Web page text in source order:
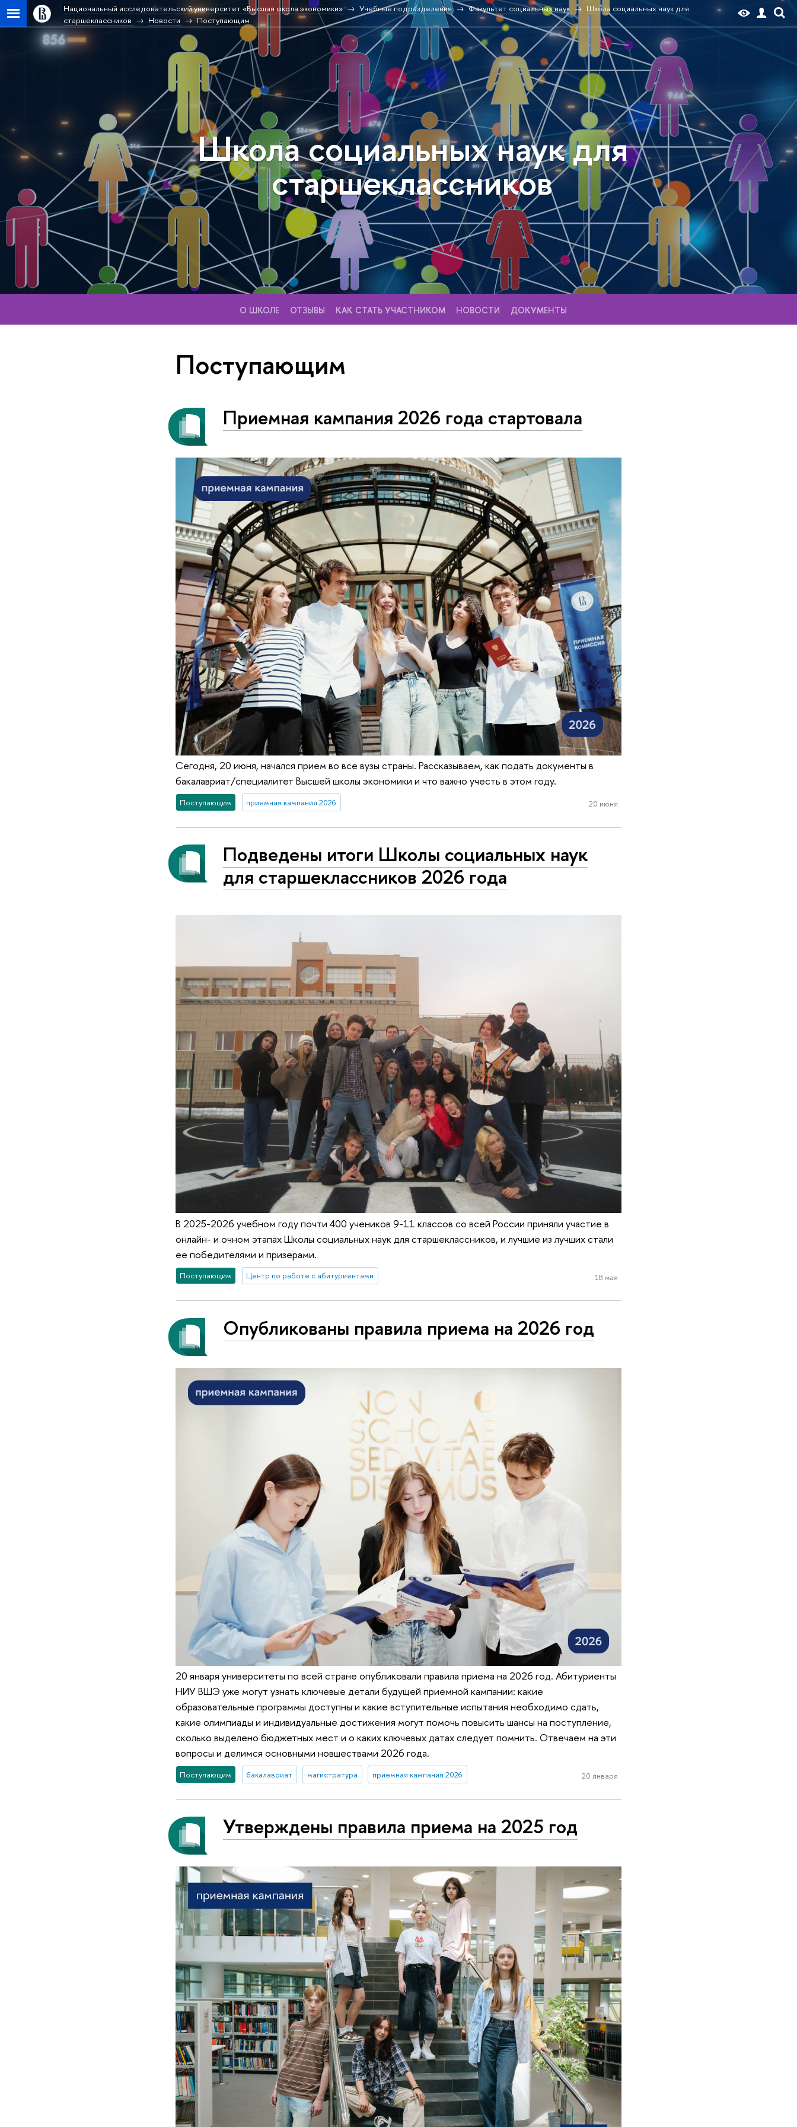
Национальный исследовательский университет «Высшая школа экономики» Учебные подразделения Факультет социальных наук
Школа социальных наук для
старшеклассников
Новости Поступающим
Школа социальных наук для
старшеклассников
О ШКОЛЕ ОТЗЫВЫ КАК СТАТЬ УЧАСТНИКОМ НОВОСТИ ДОКУМЕНТЫ
Поступающим
Приемная кампания 2026 года стартовала
Сегодня, 20 июня, начался прием во все вузы страны. Рассказываем, как подать документы в
бакалавриат/специалитет Высшей школы экономики и что важно учесть в этом году.
Поступающим приемная кампания 2026 20 июня
Подведены итоги Школы социальных наук
для старшеклассников 2026 года
В 2025-2026 учебном году почти 400 учеников 9-11 классов со всей России приняли участие в
онлайн- и очном этапах Школы социальных наук для старшеклассников, и лучшие из лучших стали
ее победителями и призерами.
Поступающим Центр по работе с абитуриентами 18 мая
Опубликованы правила приема на 2026 год
20 января университеты по всей стране опубликовали правила приема на 2026 год. Абитуриенты
НИУ ВШЭ уже могут узнать ключевые детали будущей приемной кампании: какие
образовательные программы доступны и какие вступительные испытания необходимо сдать,
какие олимпиады и индивидуальные достижения могут помочь повысить шансы на поступление,
сколько выделено бюджетных мест и о каких ключевых датах следует помнить. Отвечаем на эти
вопросы и делимся основными новшествами 2026 года.
Поступающим бакалавриат магистратура приемная кампания 2026 20 января
Утверждены правила приема на 2025 год